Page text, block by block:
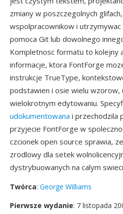
zmiany w poszczegolnych
wspolpracownikow i
pomoca Git lub dowolnego
Kompletnosc formatu to kolejny
informacje, ktora FontForge
instrukcje TrueType,
podstawien i osie wielu wzorow,
wielokrotnym edytowaniu.
udokumentowana i przechodzila
przyjecie FontForge w
czcionek open source sprawia,
zrodlowy dla setek
dystrybuowanych na calym
Twórca: George Williams
Pierwsze wydanie: 7 listopada